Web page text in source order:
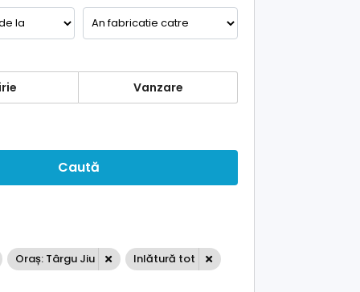
Vanzare
Caută
Oraș: Târgu Jiu Inlătură tot